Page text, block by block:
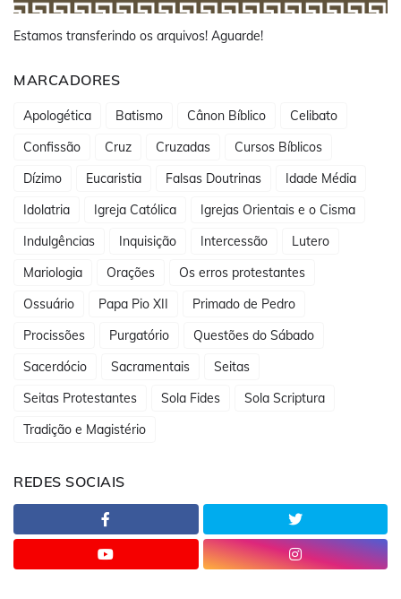
Estamos transferindo os arquivos! Aguarde!
MARCADORES
Apologética Batismo Cânon Bíblico
Celibato
Confissão
Cruz Cruzadas
Cursos Bíblicos
Dízimo
Eucaristia Falsas Doutrinas
Idade Média
Idolatria
Igreja Católica
Igrejas Orientais e o Cisma
Indulgências
Inquisição Intercessão
Lutero
Mariologia
Orações
Os erros protestantes
Ossuário
Papa Pio XII
Primado de Pedro
Procissões
Purgatório
Questões do Sábado
Sacerdócio
Sacramentais
Seitas
Seitas Protestantes
Sola Fides
Sola Scriptura
Tradição e Magistério
REDES SOCIAIS